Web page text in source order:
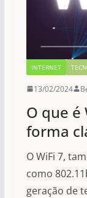
INTERNET
13/02/2024
O que é
forma
O WiFi 7,
como
geração de